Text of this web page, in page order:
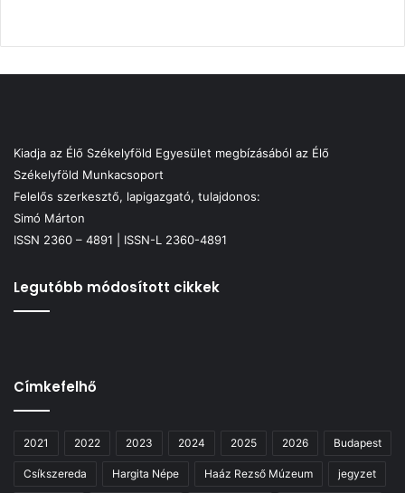
Kiadja az Élő Székelyföld Egyesület megbízásából az Élő
Székelyföld Munkacsoport
Felelős szerkesztő, lapigazgató, tulajdonos:
Simó Márton
ISSN 2360 – 4891 | ISSN-L 2360-4891
Legutóbb módosított cikkek
Címkefelhő
2021 2022 2023 2024 2025 2026 Budapest
Csíkszereda Hargita Népe Haáz Rezső Múzeum jegyzet